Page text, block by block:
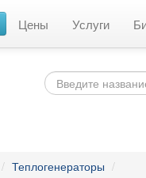
Цены Услуги
/ Теплогенераторы /